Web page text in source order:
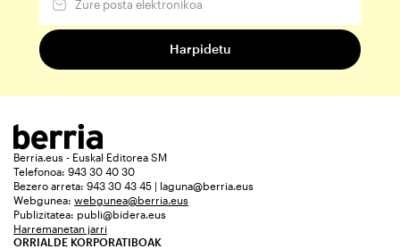
Berria.eus - Euskal Editorea SM
Telefonoa: 943 30 40 30
Bezero arreta: 943 30 43 45 | laguna@berria.eus
Webgunea: webgunea@berria.eus
Publizitatea: publi@bidera.eus
Harremanetan jarri
ORRIALDE KORPORATIBOAK